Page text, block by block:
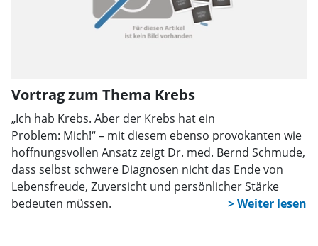
Vortrag zum Thema Krebs
„Ich hab Krebs. Aber der Krebs hat ein
Problem: Mich!“ – mit diesem ebenso provokanten wie
hoffnungsvollen Ansatz zeigt Dr. med. Bernd Schmude,
dass selbst schwere Diagnosen nicht das Ende von
Lebensfreude, Zuversicht und persönlicher Stärke
bedeuten müssen.